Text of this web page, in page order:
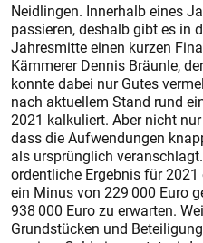
Neidlingen. Innerhalb eines
passieren, deshalb gibt es in
Jahresmitte einen kurzen
Kämmerer Dennis ­Bräunle,
konnte dabei nur Gutes
nach aktuellem Stand rund
2021 kalkuliert. Aber nicht
dass die Aufwendungen
als ursprünglich
ordentliche Ergebnis für
ein Minus von 229 000 Euro
938 000 Euro zu erwarten.
Grundstücken und